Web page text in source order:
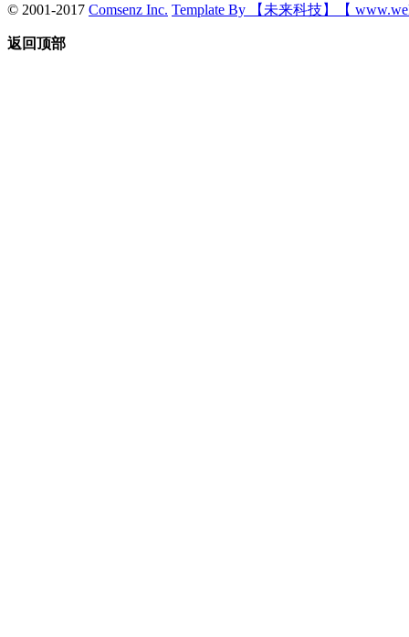
© 2001-2017 Comsenz Inc. Template By 【未来科技】【
返回顶部